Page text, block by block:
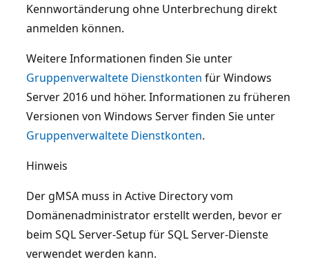
Kennwortänderung ohne Unterbrechung direkt
anmelden können.
Weitere Informationen finden Sie unter
Gruppenverwaltete Dienstkonten für Windows
Server 2016 und höher. Informationen zu früheren
Versionen von Windows Server finden Sie unter
Gruppenverwaltete Dienstkonten.
Hinweis
Der gMSA muss in Active Directory vom
Domänenadministrator erstellt werden, bevor er
beim SQL Server-Setup für SQL Server-Dienste
verwendet werden kann.